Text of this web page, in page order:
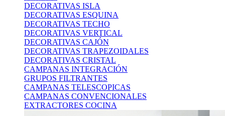
DECORATIVAS ISLA
DECORATIVAS ESQUINA
DECORATIVAS TECHO
DECORATIVAS VERTICAL
DECORATIVAS CAJÓN
DECORATIVAS TRAPEZOIDALES
DECORATIVAS CRISTAL
CAMPANAS INTEGRACIÓN
GRUPOS FILTRANTES
CAMPANAS TELESCOPICAS
CAMPANAS CONVENCIONALES
EXTRACTORES COCINA